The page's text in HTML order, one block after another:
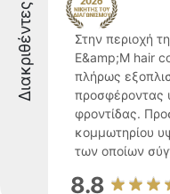
Διακριθέντες
Στην περιοχή
E&amp;M hair
πλήρως
προσφέροντας
φροντίδας.
κομμωτηρίου
των οποίων
8.8